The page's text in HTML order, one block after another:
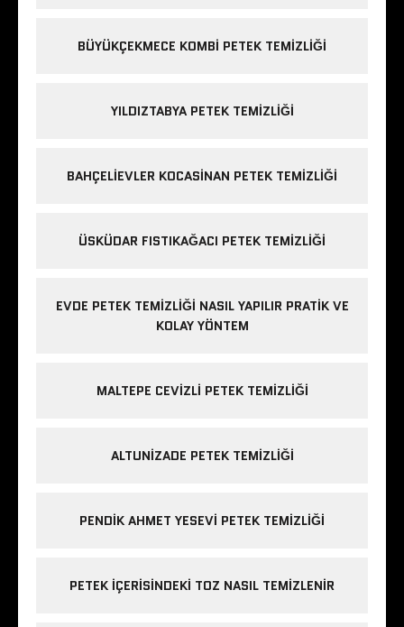
BÜYÜKÇEKMECE KOMBI PETEK TEMIZLIĞI
YILDIZTABYA PETEK TEMIZLIĞI
BAHÇELIEVLER KOCASINAN PETEK TEMIZLIĞI
ÜSKÜDAR FISTIKAĞACI PETEK TEMIZLIĞI
EVDE PETEK TEMIZLIĞI NASIL YAPILIR PRATIK VE
KOLAY YÖNTEM
MALTEPE CEVIZLI PETEK TEMIZLIĞI
ALTUNIZADE PETEK TEMIZLIĞI
PENDIK AHMET YESEVI PETEK TEMIZLIĞI
PETEK IÇERISINDEKI TOZ NASIL TEMIZLENIR